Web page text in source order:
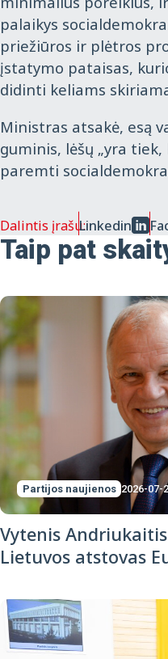
palaikys
priežiūros ir plėtros
įstatymo pataisas,
didinti keliams
Ministras atsakė, esą
guminis, lėšų „yra tiek,
paremti
Dalintis įrašu:Linkedin
Taip pat
Partijos naujienos 2026-07-
Vytenis
Lietuvos atstovas